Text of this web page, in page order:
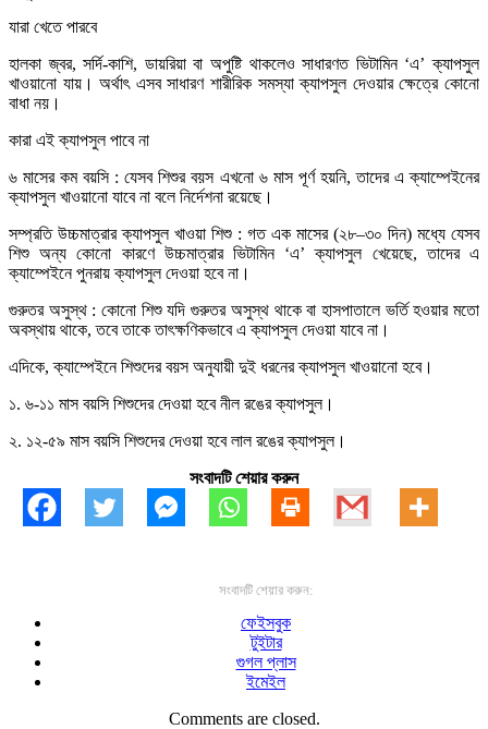
যারা খেতে পারবে
হালকা জ্বর, সর্দি-কাশি, ডায়রিয়া বা অপুষ্টি থাকলেও সাধারণত ভিটামিন ‘এ’ ক্যাপসুল
খাওয়ানো যায়। অর্থাৎ এসব সাধারণ শারীরিক সমস্যা ক্যাপসুল দেওয়ার ক্ষেত্রে কোনো
বাধা নয়।
কারা এই ক্যাপসুল পাবে না
৬ মাসের কম বয়সি : যেসব শিশুর বয়স এখনো ৬ মাস পূর্ণ হয়নি, তাদের এ ক্যাম্পেইনের
ক্যাপসুল খাওয়ানো যাবে না বলে নির্দেশনা রয়েছে।
সম্প্রতি উচ্চমাত্রার ক্যাপসুল খাওয়া শিশু : গত এক মাসের (২৮–৩০ দিন) মধ্যে যেসব
শিশু অন্য কোনো কারণে উচ্চমাত্রার ভিটামিন ‘এ’ ক্যাপসুল খেয়েছে, তাদের এ
ক্যাম্পেইনে পুনরায় ক্যাপসুল দেওয়া হবে না।
গুরুতর অসুস্থ : কোনো শিশু যদি গুরুতর অসুস্থ থাকে বা হাসপাতালে ভর্তি হওয়ার মতো
অবস্থায় থাকে, তবে তাকে তাৎক্ষণিকভাবে এ ক্যাপসুল দেওয়া যাবে না।
এদিকে, ক্যাম্পেইনে শিশুদের বয়স অনুযায়ী দুই ধরনের ক্যাপসুল খাওয়ানো হবে।
১. ৬-১১ মাস বয়সি শিশুদের দেওয়া হবে নীল রঙের ক্যাপসুল।
২. ১২-৫৯ মাস বয়সি শিশুদের দেওয়া হবে লাল রঙের ক্যাপসুল।
সংবাদটি শেয়ার করুন
সংবাদটি শেয়ার করুন:
ফেইসবুক
টুইটার
গুগল প্লাস
ইমেইল
Comments are closed.